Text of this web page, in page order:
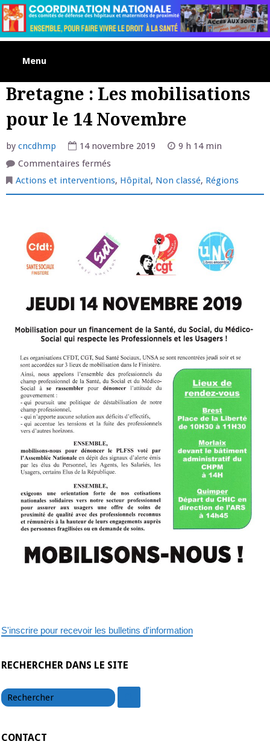
Skip
to
content
Menu
Bretagne : Les mobilisations
pour le 14 Novembre
by cncdhmp 14 novembre 2019
9 h 14 min
Commentaires ferméssur
:
Les
mobilisations
Actions et interventions, Hôpital , Non classé, Régions
S'inscrire pour recevoir les bulletins d'information
RECHERCHER DANS LE SITE
CONTACT